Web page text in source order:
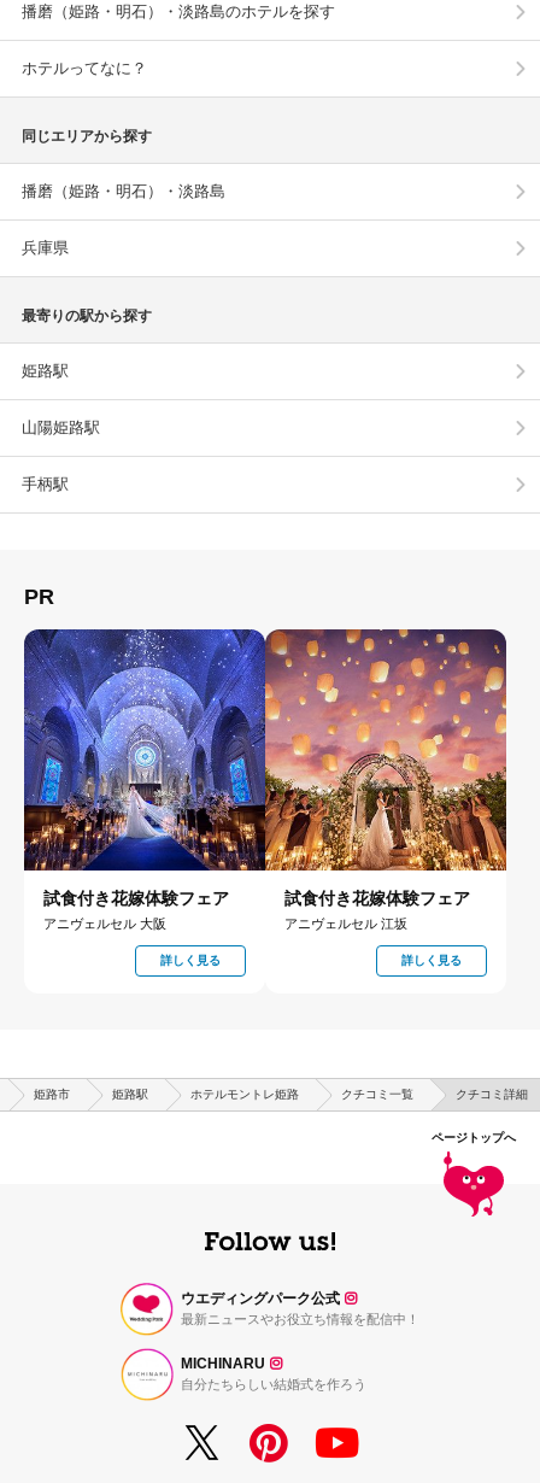
播磨（姫路・明石）・淡路島のホテルを探す
ホテルってなに？
同じエリアから探す
播磨（姫路・明石）・淡路島
兵庫県
最寄りの駅から探す
姫路駅
山陽姫路駅
手柄駅
PR
試食付き花嫁体験フェア
アニヴェルセル 大阪
詳しく見る
試食付き花嫁体験フェア
アニヴェルセル 江坂
詳しく見る
姫路市 姫路駅 ホテルモントレ姫路 クチコミ一覧 クチコミ詳細
ページトップへ
ウエディングパーク公式
最新ニュースやお役立ち情報を配信中！
MICHINARU
自分たちらしい結婚式を作ろう